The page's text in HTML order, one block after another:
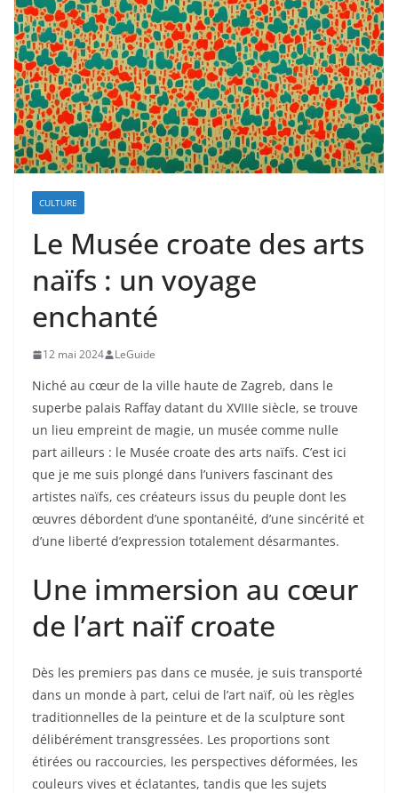
CULTURE
Le Musée croate des arts
naïfs : un voyage
enchanté
12 mai 2024 LeGuide
Niché au cœur de la ville haute de Zagreb, dans le
superbe palais Raffay datant du XVIIIe siècle, se trouve
un lieu empreint de magie, un musée comme nulle
part ailleurs : le Musée croate des arts naïfs. C’est ici
que je me suis plongé dans l’univers fascinant des
artistes naïfs, ces créateurs issus du peuple dont les
œuvres débordent d’une spontanéité, d’une sincérité et
d’une liberté d’expression totalement désarmantes.
Une immersion au cœur
de l’art naïf croate
Dès les premiers pas dans ce musée, je suis transporté
dans un monde à part, celui de l’art naïf, où les règles
traditionnelles de la peinture et de la sculpture sont
délibérément transgressées. Les proportions sont
étirées ou raccourcies, les perspectives déformées, les
couleurs vives et éclatantes, tandis que les sujets